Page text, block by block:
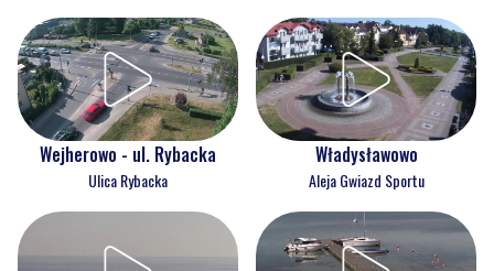
Wejherowo - ul. Rybacka
Ulica Rybacka
Władysławowo
Aleja Gwiazd Sportu